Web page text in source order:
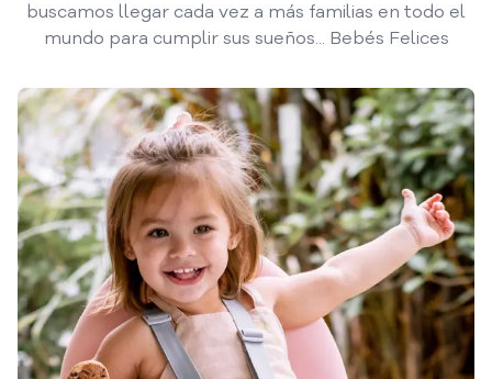
buscamos llegar cada vez a más familias en todo el
mundo para cumplir sus sueños... Bebés Felices